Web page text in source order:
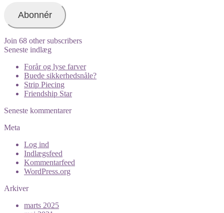
Abonnér
Join 68 other subscribers
Seneste indlæg
Forår og lyse farver
Buede sikkerhedsnåle?
Strip Piecing
Friendship Star
Seneste kommentarer
Meta
Log ind
Indlægsfeed
Kommentarfeed
WordPress.org
Arkiver
marts 2025